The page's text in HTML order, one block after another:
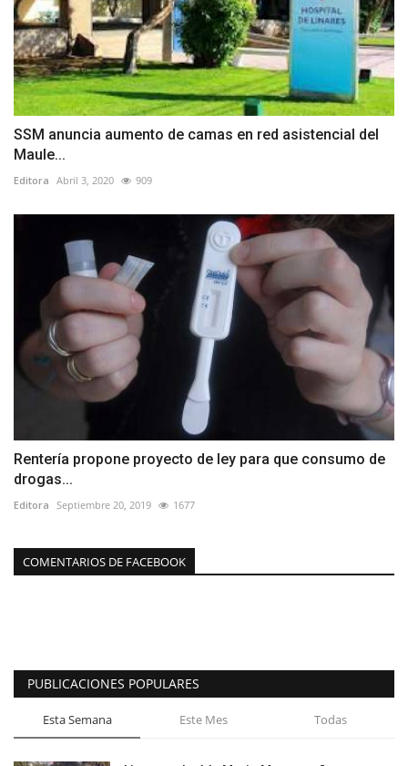
SSM anuncia aumento de camas en red asistencial del
Maule...
Editora Abril 3, 2020 909
Rentería propone proyecto de ley para que consumo de
drogas...
Editora Septiembre 20, 2019 1677
COMENTARIOS DE FACEBOOK
PUBLICACIONES POPULARES
Esta Semana Este Mes Todas